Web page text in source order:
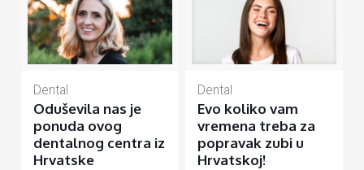
Dental
Oduševila nas je
ponuda ovog
dentalnog centra iz
Hrvatske
Dental
Evo koliko vam
vremena treba za
popravak zubi u
Hrvatskoj!